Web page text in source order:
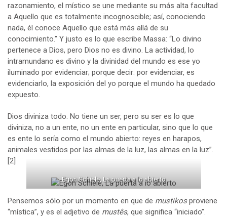
razonamiento, el místico se une mediante su más alta facultad
a Aquello que es totalmente incognoscible; así, conociendo
nada, él conoce Aquello que está más allá de su
conocimiento.” Y justo es lo que escribe Massa: “Lo divino
pertenece a Dios, pero Dios no es divino. La actividad, lo
intramundano es divino y la divinidad del mundo es ese yo
iluminado por evidenciar; porque decir: por evidenciar, es
evidenciarlo, la exposición del yo porque el mundo ha quedado
expuesto.
Dios diviniza todo. No tiene un ser, pero su ser es lo que
diviniza, no a un ente, no un ente en particular, sino que lo que
es ente lo sería como el mundo abierto: reyes en harapos,
animales vestidos por las almas de la luz, las almas en la luz”.
[2]
Egon Schiele, La puerta a lo abierto
Pensemos sólo por un momento en que de mustikosproviene
“mística”, y es el adjetivo de mustês, que significa “iniciado”.